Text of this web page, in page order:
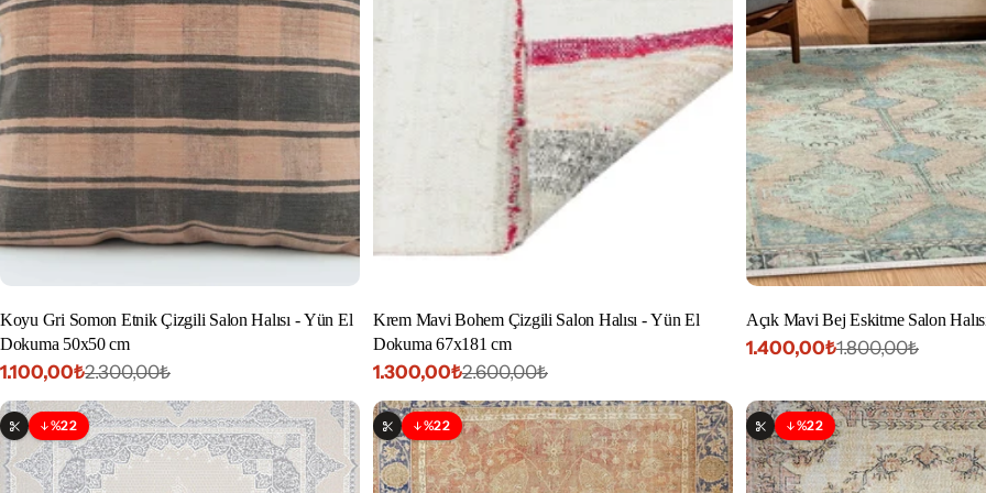
Koyu Gri Somon Etnik Çizgili Salon Halısı - Yün El
Dokuma 50x50 cm
İndirimli
fiyat
1.100,00₺
Normal
fiyat
2.300,00₺
Krem Mavi Bohem Çizgili Salon Halısı - Yün El
Dokuma 67x181 cm
İndirimli
fiyat
1.300,00₺
Normal
fiyat
2.600,00₺
Açık Mavi Bej Eskitme Salon
İndirimli
1.400,00₺
Normal
1.800,00₺
Özelleştirilebilir
%22
İndirim Özelleştirilebilir
%22
İndirim Özelleştirilebilir
%22
İndirim